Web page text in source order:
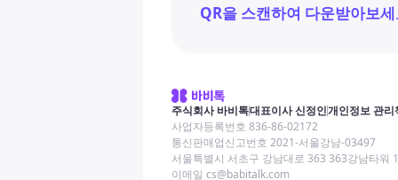
QR을 스캔하여 다운받아보세
주식회사 바비톡대표이사 신정인개인정보 관리
사업자등록번호 836-86-02172
통신판매업신고번호 2021-서울강남-03497
서울특별시 서초구 강남대로 363 363강남타워
이메일 cs@babitalk.com